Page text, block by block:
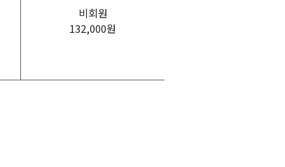
비회원
132,000원